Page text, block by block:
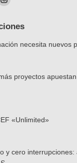
Instagram
opens
in
necesita nuevos
proyectos
«Unlimited»
y cero interrupciones: